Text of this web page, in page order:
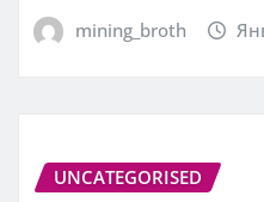
mining_broth
UNCATEGORISED